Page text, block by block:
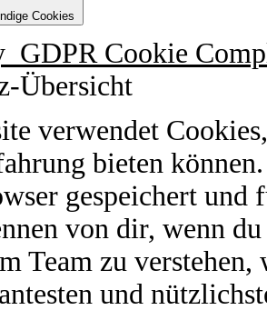
Cookies
GDPR Cookie
Übersicht
verwendet
bieten
gespeichert und
von dir, wenn
Team zu
und